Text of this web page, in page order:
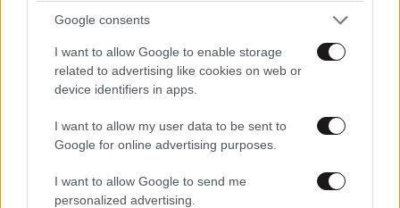
Google consents
I want to allow Google to enable storage
related to advertising like cookies on web or
device identifiers in apps.
I want to allow my user data to be sent to
Google for online advertising purposes.
I want to allow Google to send me
personalized advertising.
Tablet ή Touch Laptop για Παιδί; Ο Πλήρης
Οδηγός Αγοράς για Γονείς